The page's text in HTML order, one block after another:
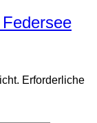
Erforderliche